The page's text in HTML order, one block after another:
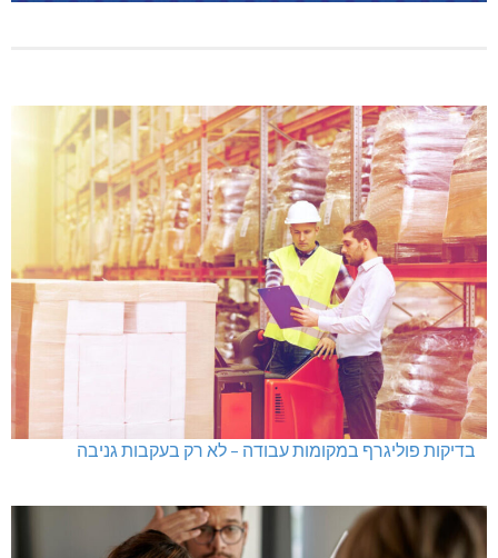
בדיקות פוליגרף במקומות עבודה – לא רק בעקבות גניבה